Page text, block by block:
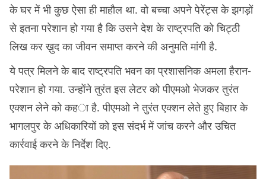
के घर में भी कुछ ऐसा ही माहौल था. वो बच्चा अपने पेरेंट्स के झगड़ों
से इतना परेशान हो गया है कि उसने देश के राष्ट्रपति को चिट्ठी
लिख कर ख़ुद का जीवन समाप्त करने की अनुमति मांगी है.
ये पत्र मिलने के बाद राष्ट्रपति भवन का प्रशासनिक अमला हैरान-
परेशान हो गया. उन्होंने तुरंत इस लेटर को पीएमओ भेजकर तुरंत
एक्शन लेने को कहा है. पीएमओ ने तुरंत एक्शन लेते हुए बिहार के
भागलपुर के अधिकारियों को इस संदर्भ में जांच करने और उचित
कार्रवाई करने के निर्देश दिए.